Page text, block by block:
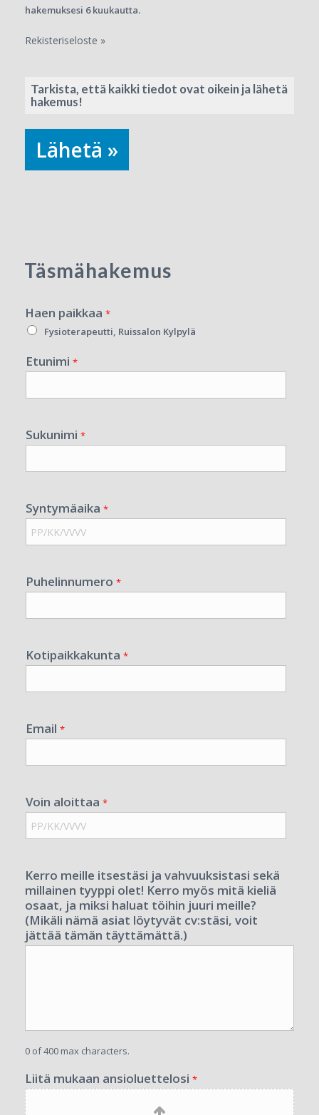
hakemuksesi 6 kuukautta.
Rekisteriseloste »
Tarkista, että kaikki tiedot ovat oikein ja lähetä
hakemus!
Lähetä »
Täsmähakemus
Haen paikkaa *
Fysioterapeutti, Ruissalon Kylpylä
Etunimi *
Sukunimi *
Syntymäaika *
Puhelinnumero *
Kotipaikkakunta *
Email *
Voin aloittaa *
Kerro meille itsestäsi ja vahvuuksistasi sekä
millainen tyyppi olet! Kerro myös mitä kieliä
osaat, ja miksi haluat töihin juuri meille?
(Mikäli nämä asiat löytyvät cv:stäsi, voit
jättää tämän täyttämättä.)
0 of 400 max characters.
Liitä mukaan ansioluettelosi *